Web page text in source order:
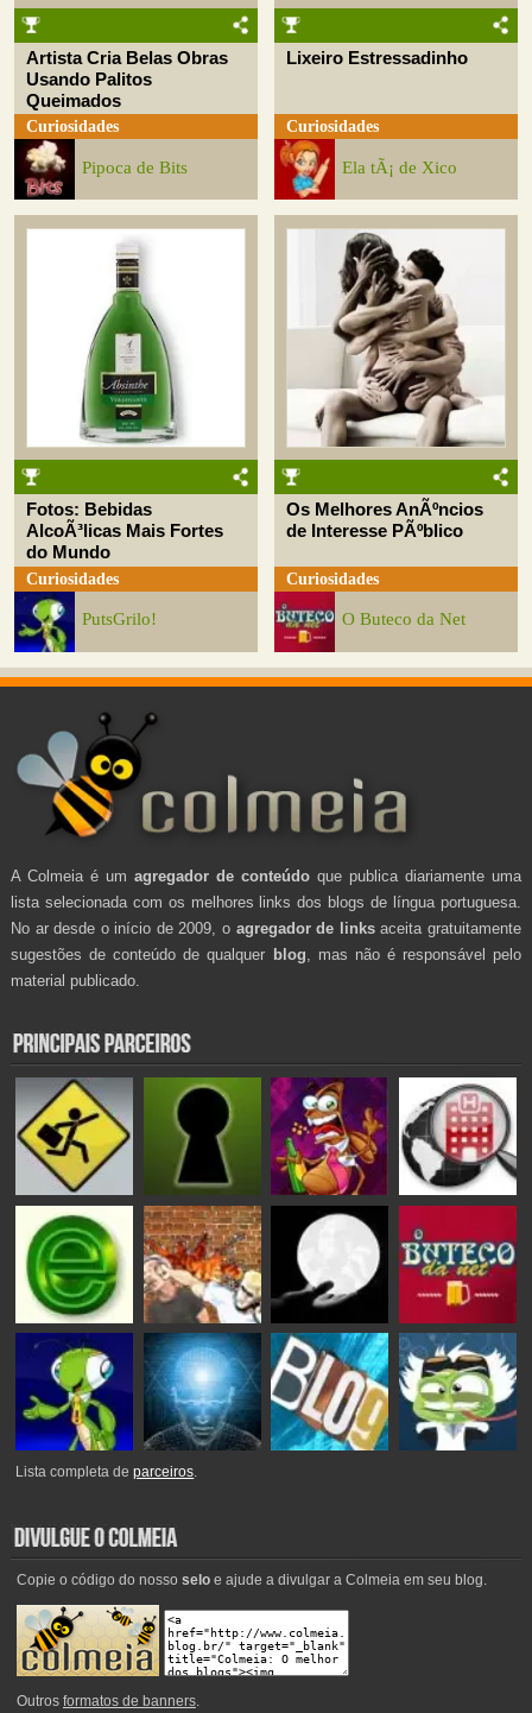
Artista Cria Belas Obras
Usando Palitos
Queimados
Curiosidades
Pipoca de Bits
Lixeiro Estressadinho
Curiosidades
Ela tÃ¡ de Xico
Fotos: Bebidas
AlcoÃ³licas Mais Fortes
do Mundo
Curiosidades
PutsGrilo!
Os Melhores AnÃºncios
de Interesse PÃºblico
Curiosidades
O Buteco da Net
A Colmeia é um agregador de conteúdo que publica diariamente uma
lista selecionada com os melhores links dos blogs de língua portuguesa.
No ar desde o início de 2009, o agregador de linksaceita gratuitamente
sugestões de conteúdo de qualquer blog , mas não é responsável pelo
material publicado.
Lista completa deparceiros.
Copie o código do nosso seloe ajude a divulgar a Colmeia em seu blog.
Outros formatos de banners.